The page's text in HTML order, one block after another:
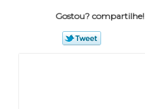
Gostou? compartilhe!